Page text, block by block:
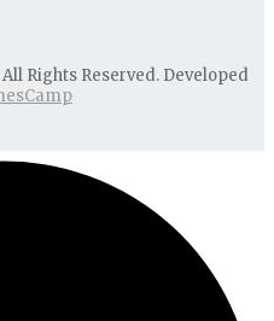
All Rights Reserved. Developed